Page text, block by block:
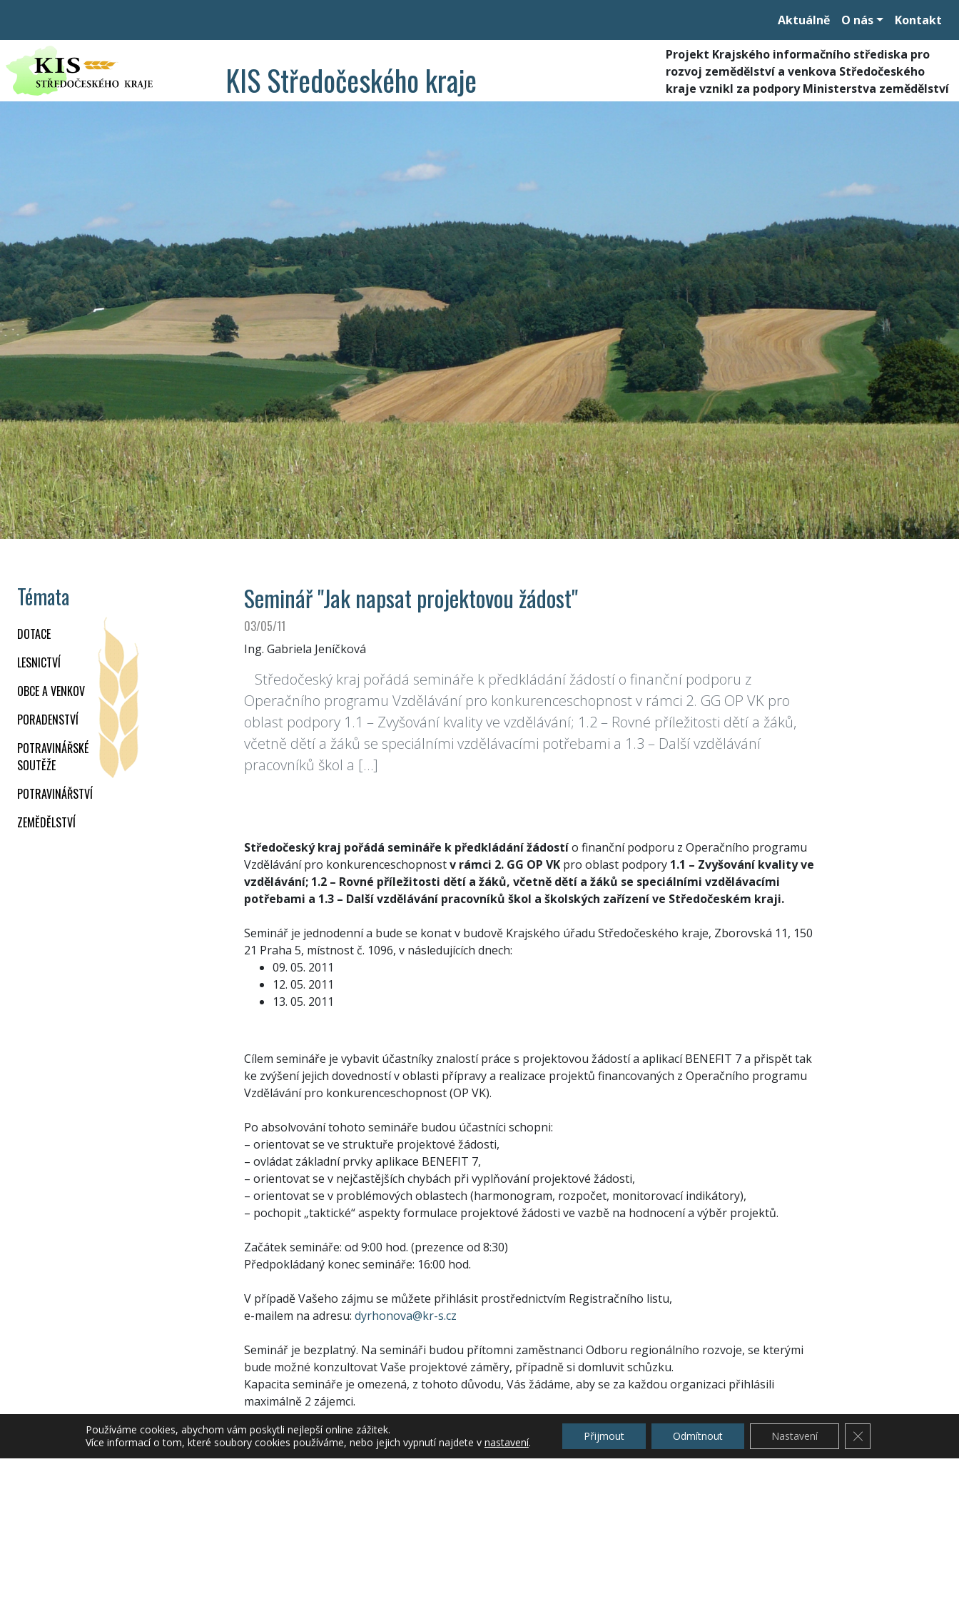
Aktuálně O nás Kontakt
KIS Středočeského kraje
Projekt Krajského informačního střediska pro
rozvoj zemědělství a venkova Středočeského
kraje vznikl za podpory Ministerstva zemědělství
Témata
DOTACE
LESNICTVÍ
OBCE A VENKOV
PORADENSTVÍ
POTRAVINÁŘSKÉ
SOUTĚŽE
POTRAVINÁŘSTVÍ
ZEMĚDĚLSTVÍ
Seminář "Jak napsat projektovou žádost"
03/05/11
Ing. Gabriela Jeníčková
Středočeský kraj pořádá semináře k předkládání žádostí o finanční podporu z
Operačního programu Vzdělávání pro konkurenceschopnost v rámci 2. GG OP VK pro
oblast podpory 1.1 – Zvyšování kvality ve vzdělávání; 1.2 – Rovné příležitosti dětí a žáků,
včetně dětí a žáků se speciálními vzdělávacími potřebami a 1.3 – Další vzdělávání
pracovníků škol a […]
Středočeský kraj pořádá semináře k předkládání žádostío finanční podporu z Operačního programu
Vzdělávání pro konkurenceschopnostv rámci 2. GG OP VK pro oblast podpory 1.1 – Zvyšování kvality ve
vzdělávání; 1.2 – Rovné příležitosti dětí a žáků, včetně dětí a žáků se speciálními vzdělávacími
potřebami a 1.3 – Další vzdělávání pracovníků škol a školských zařízení ve Středočeském kraji.
Seminář je jednodenní a bude se konat v budově Krajského úřadu Středočeského kraje, Zborovská 11, 150
21 Praha 5, místnost č. 1096, v následujících dnech:
09. 05. 2011
12. 05. 2011
13. 05. 2011
Cílem semináře je vybavit účastníky znalostí práce s projektovou žádostí a aplikací BENEFIT 7 a přispět tak
ke zvýšení jejich dovedností v oblasti přípravy a realizace projektů financovaných z Operačního programu
Vzdělávání pro konkurenceschopnost (OP VK).
Po absolvování tohoto semináře budou účastníci schopni:
– orientovat se ve struktuře projektové žádosti,
– ovládat základní prvky aplikace BENEFIT 7,
– orientovat se v nejčastějších chybách při vyplňování projektové žádosti,
– orientovat se v problémových oblastech (harmonogram, rozpočet, monitorovací indikátory),
– pochopit „taktické“ aspekty formulace projektové žádosti ve vazbě na hodnocení a výběr projektů.
Začátek semináře: od 9:00 hod. (prezence od 8:30)
Předpokládaný konec semináře: 16:00 hod.
V případě Vašeho zájmu se můžete přihlásit prostřednictvím Registračního listu,
e-mailem na adresu: dyrhonova@kr-s.cz
Seminář je bezplatný. Na semináři budou přítomni zaměstnanci Odboru regionálního rozvoje, se kterými
bude možné konzultovat Vaše projektové záměry, případně si domluvit schůzku.
Kapacita semináře je omezená, z tohoto důvodu, Vás žádáme, aby se za každou organizaci přihlásili
maximálně 2 zájemci.
(28.4.2011)
dokumenty
Používáme cookies, abychom vám poskytli nejlepší online zážitek.
Více informací o tom, které soubory cookies používáme, nebo jejich vypnutí najdete v nastavení. Přijmout Odmítnout Nastavení Zavřít cookie lištu